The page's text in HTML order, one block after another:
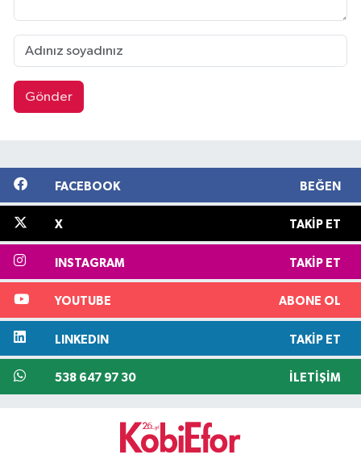
Gönder
FACEBOOK BEĞEN
X TAKIP ET
INSTAGRAM TAKIP ET
YOUTUBE ABONE OL
LINKEDIN TAKIP ET
538 647 97 30 İLETIŞIM